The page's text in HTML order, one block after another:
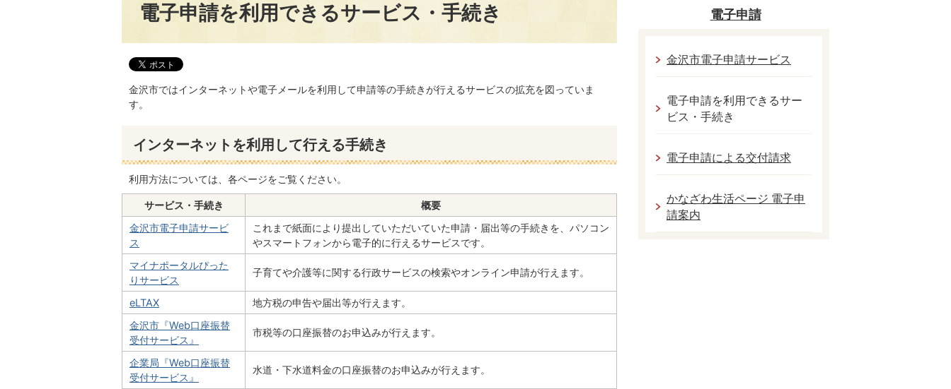
電子申請を利用できるサービス・手続き
金沢市ではインターネットや電子メールを利用して申請等の手続きが行えるサービスの拡充を図っていま
す。
インターネットを利用して行える手続き
利用方法については、各ページをご覧ください。
サービス・手続き
概要
金沢市電子申請サービ
ス
これまで紙面により提出していただいていた申請・届出等の手続きを、パソコン
やスマートフォンから電子的に行えるサービスです。
マイナポータルぴった
りサービス
子育てや介護等に関する行政サービスの検索やオンライン申請が行えます。
eLTAX
地方税の申告や届出等が行えます。
金沢市『Web口座振替
受付サービス』
市税等の口座振替のお申込みが行えます。
企業局『Web口座振替
受付サービス』
水道・下水道料金の口座振替のお申込みが行えます。
電子申請
金沢市電子申請サービス
電子申請を利用できるサー
ビス・手続き
電子申請による交付請求
かなざわ生活ページ 電子申
請案内